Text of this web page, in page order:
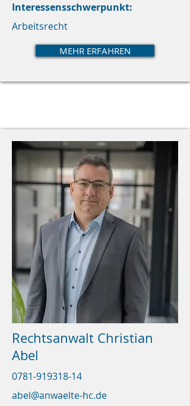
Interessensschwerpunkt:
Arbeitsrecht
MEHR ERFAHREN
Rechtsanwalt Christian
Abel
0781-919318-14
abel@anwaelte-hc.de